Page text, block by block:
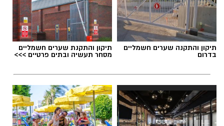
תיקון והתקנה שערים חשמליים
בדרום
תיקון והתקנת שערים חשמליים
מסחר תעשיה ובתים פרטיים >>>